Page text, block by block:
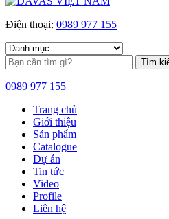
Điện thoại: 0989 977 155
Tìm
0989 977 155
Trang chủ
Giới thiệu
Sản phẩm
Catalogue
Dự án
Tin tức
Video
Profile
Liên hệ